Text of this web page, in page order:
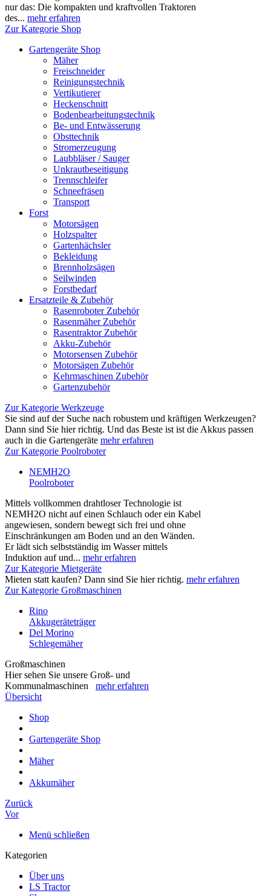
nur das: Die kompakten und kraftvollen Traktoren
des... mehr erfahren
Zur Kategorie Shop
Gartengeräte Shop
Mäher
Freischneider
Reinigungstechnik
Vertikutierer
Heckenschnitt
Bodenbearbeitungstechnik
Be- und Entwässerung
Obsttechnik
Stromerzeugung
Laubbläser / Sauger
Unkrautbeseitigung
Trennschleifer
Schneefräsen
Transport
Forst
Motorsägen
Holzspalter
Gartenhächsler
Bekleidung
Brennholzsägen
Seilwinden
Forstbedarf
Ersatzteile & Zubehör
Rasenroboter Zubehör
Rasenmäher Zubehör
Rasentraktor Zubehör
Akku-Zubehör
Motorsensen Zubehör
Motorsägen Zubehör
Kehrmaschinen Zubehör
Gartenzubehör
Zur Kategorie Werkzeuge
Sie sind auf der Suche nach robustem und kräftigen Werkzeugen?
Dann sind Sie hier richtig. Und das Beste ist ist die Akkus passen
auch in die Gartengeräte mehr erfahren
Zur Kategorie Poolroboter
NEMH2O
Poolroboter
Mittels vollkommen drahtloser Technologie ist
NEMH2O nicht auf einen Schlauch oder ein Kabel
angewiesen, sondern bewegt sich frei und ohne
Einschränkungen am Boden und an den Wänden.
Er lädt sich selbstständig im Wasser mittels
Induktion auf und... mehr erfahren
Zur Kategorie Mietgeräte
Mieten statt kaufen? Dann sind Sie hier richtig. mehr erfahren
Zur Kategorie Großmaschinen
Rino
Akkugeräteträger
Del Morino
Schlegemäher
Großmaschinen
Hier sehen Sie unsere Groß- und
Kommunalmaschinen mehr erfahren
Übersicht
Shop
Gartengeräte Shop
Mäher
Akkumäher
Zurück
Vor
Menü schließen
Kategorien
Über uns
LS Tractor